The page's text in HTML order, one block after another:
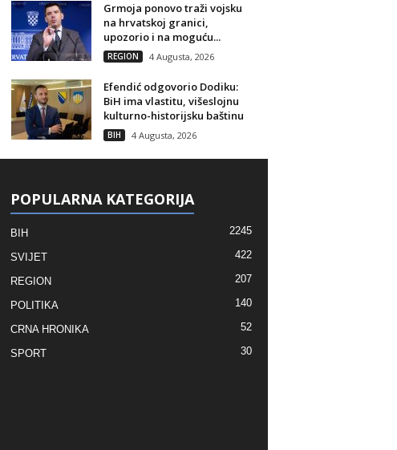
Grmoja ponovo traži vojsku
na hrvatskoj granici,
upozorio i na moguću...
REGION 4 Augusta, 2026
Efendić odgovorio Dodiku:
BiH ima vlastitu, višeslojnu
kulturno-historijsku baštinu
BIH 4 Augusta, 2026
POPULARNA KATEGORIJA
BIH 2245
SVIJET 422
REGION 207
POLITIKA 140
CRNA HRONIKA 52
SPORT 30